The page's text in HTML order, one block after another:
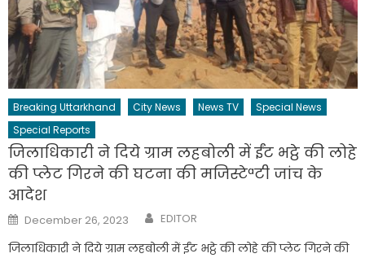
Breaking Uttarkhand City News News TV
Special News
Special Reports
जिलाधिकारी ने दिये ग्राम लहबोली में ईंट भट्ठे की लोहे
की प्लेट गिरने की घटना की मजिस्टेªटी जांच के
आदेश
Posted
on
December 26, 2023 Author
EDITOR
जिलाधिकारी ने दिये ग्राम लहबोली में ईंट भट्ठे की लोहे की प्लेट गिरने की